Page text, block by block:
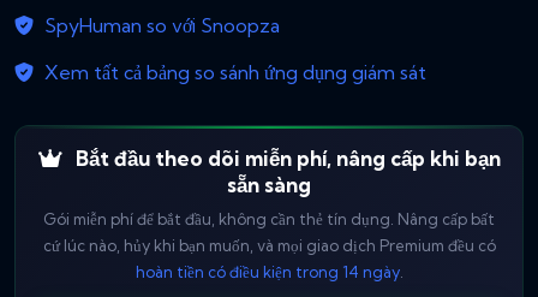
SpyHuman so với Snoopza
Xem tất cả bảng so sánh ứng dụng giám sát
Bắt đầu theo dõi miễn phí, nâng cấp khi bạn
sẵn sàng
Gói miễn phí để bắt đầu, không cần thẻ tín dụng. Nâng cấp bất
cứ lúc nào, hủy khi bạn muốn, và mọi giao dịch Premium đều có
hoàn tiền có điều kiện trong 14 ngày.